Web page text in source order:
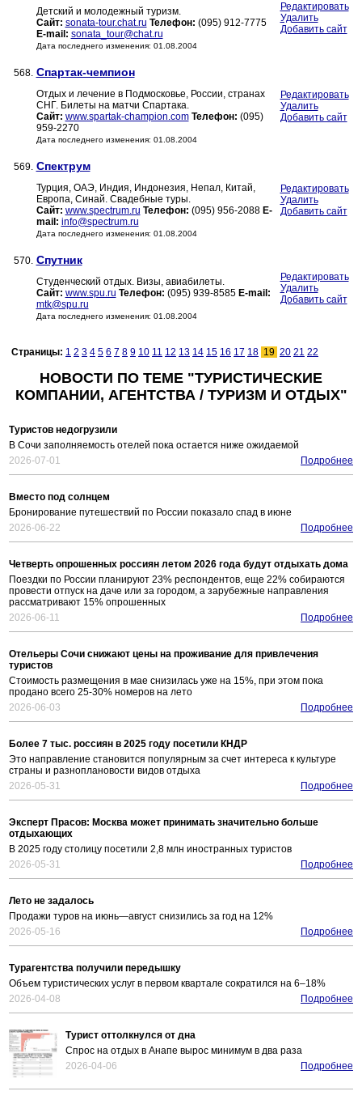
Детский и молодежный туризм.
Сайт: sonata-tour.chat.ru Телефон: (095) 912-7775
E-mail: sonata_tour@chat.ru
Дата последнего изменения: 01.08.2004
Редактировать
Удалить
Добавить сайт
568. Спартак-чемпион
Отдых и лечение в Подмосковье, России, странах
СНГ. Билеты на матчи Спартака.
Сайт: www.spartak-champion.com Телефон: (095)
959-2270
Дата последнего изменения: 01.08.2004
Редактировать
Удалить
Добавить сайт
569. Спектрум
Турция, ОАЭ, Индия, Индонезия, Непал, Китай,
Европа, Синай. Свадебные туры.
Сайт: www.spectrum.ru Телефон: (095) 956-2088 E-
mail: info@spectrum.ru
Дата последнего изменения: 01.08.2004
Редактировать
Удалить
Добавить сайт
570. Спутник
Студенческий отдых. Визы, авиабилеты.
Сайт: www.spu.ru Телефон: (095) 939-8585 E-mail:
mtk@spu.ru
Дата последнего изменения: 01.08.2004
Редактировать
Удалить
Добавить сайт
Страницы: 1 2 3 4 5 6 7 8 9 10 11 12 13 14 15 16 17 18 19 20 21 22
НОВОСТИ ПО ТЕМЕ "ТУРИСТИЧЕСКИЕ
КОМПАНИИ, АГЕНТСТВА / ТУРИЗМ И ОТДЫХ"
Туристов недогрузили
В Сочи заполняемость отелей пока остается ниже ожидаемой
2026-07-01
Подробнее
Вместо под солнцем
Бронирование путешествий по России показало спад в июне
2026-06-22
Подробнее
Четверть опрошенных россиян летом 2026 года будут отдыхать дома
Поездки по России планируют 23% респондентов, еще 22% собираются
провести отпуск на даче или за городом, а зарубежные направления
рассматривают 15% опрошенных
2026-06-11
Подробнее
Отельеры Сочи снижают цены на проживание для привлечения
туристов
Стоимость размещения в мае снизилась уже на 15%, при этом пока
продано всего 25-30% номеров на лето
2026-06-03
Подробнее
Более 7 тыс. россиян в 2025 году посетили КНДР
Это направление становится популярным за счет интереса к культуре
страны и разноплановости видов отдыха
2026-05-31
Подробнее
Эксперт Прасов: Москва может принимать значительно больше
отдыхающих
В 2025 году столицу посетили 2,8 млн иностранных туристов
2026-05-31
Подробнее
Лето не задалось
Продажи туров на июнь—август снизились за год на 12%
2026-05-16
Подробнее
Турагентства получили передышку
Объем туристических услуг в первом квартале сократился на 6–18%
2026-04-08
Подробнее
Турист оттолкнулся от дна
Спрос на отдых в Анапе вырос минимум в два раза
2026-04-06
Подробнее